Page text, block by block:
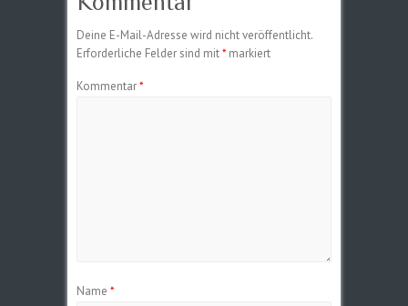
Deine E-Mail-Adresse wird nicht veröffentlicht.
Erforderliche Felder sind mit* markiert
Kommentar*
Name *